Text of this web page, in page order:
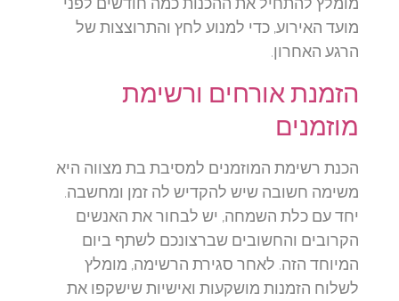
מועד האירוע, כדי למנוע לחץ והתרוצצות של
הרגע האחרון.
הזמנת אורחים ורשימת
מוזמנים
הכנת רשימת המוזמנים למסיבת בת מצווה היא
משימה חשובה שיש להקדיש לה זמן ומחשבה.
יחד עם כלת השמחה, יש לבחור את האנשים
הקרובים והחשובים שברצונכם לשתף ביום
המיוחד הזה. לאחר סגירת הרשימה, מומלץ
לשלוח הזמנות מושקעות ואישיות שישקפו את